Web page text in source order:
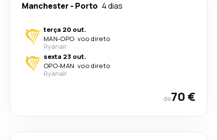
Manchester - Porto 4 dias
terça 20 out.
MAN-OPO· voo direto
Ryanair
sexta 23 out.
OPO-MAN· voo direto
Ryanair
de70 €